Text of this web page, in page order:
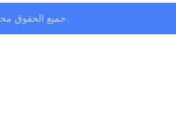
© جميع الحقوق محفوظة.